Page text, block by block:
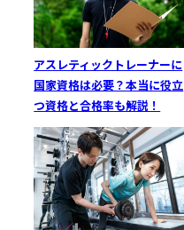
アスレティックトレーナーに
国家資格は必要？本当に役立
つ資格と合格率も解説！